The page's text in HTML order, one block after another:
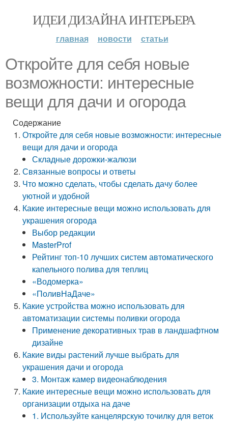
ИДЕИ ДИЗАЙНА ИНТЕРЬЕРА
главная новости статьи
Откройте для себя новые
возможности: интересные
вещи для дачи и огорода
Содержание
Откройте для себя новые возможности: интересные
вещи для дачи и огорода
Складные дорожки-жалюзи
Связанные вопросы и ответы
Что можно сделать, чтобы сделать дачу более
уютной и удобной
Какие интересные вещи можно использовать для
украшения огорода
Выбор редакции
MasterProf
Рейтинг топ-10 лучших систем автоматического
капельного полива для теплиц
«Водомерка»
«ПоливНаДаче»
Какие устройства можно использовать для
автоматизации системы поливки огорода
Применение декоративных трав в ландшафтном
дизайне
Какие виды растений лучше выбрать для
украшения дачи и огорода
3. Монтаж камер видеонаблюдения
Какие интересные вещи можно использовать для
организации отдыха на даче
1. Используйте канцелярскую точилку для веток